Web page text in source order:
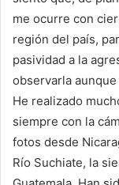
me ocurre con
región del país,
pasividad a la
observarla
He realizado
siempre con la
fotos desde
Río Suchiate, la